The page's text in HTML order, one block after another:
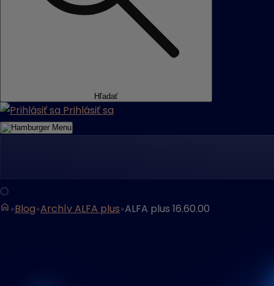
Hľadať
Prihlásiť sa
Menu
Blog Archív ALFA plus ALFA plus 16.60.00